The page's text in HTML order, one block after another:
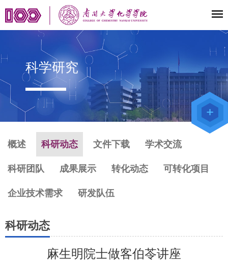
科学研究
概述 科研动态 文件下载 学术交流
科研团队 成果展示 转化动态 可转化项目
企业技术需求 研发队伍
科研动态
麻生明院士做客伯苓讲座